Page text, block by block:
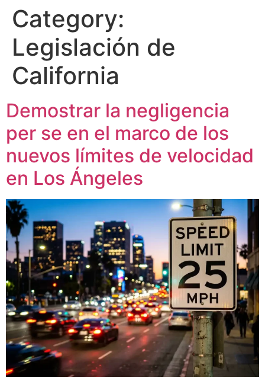
Category:
Legislación de
California
Demostrar la negligencia
per se en el marco de los
nuevos límites de velocidad
en Los Ángeles